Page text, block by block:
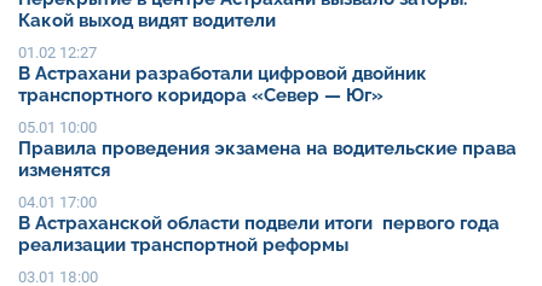
Какой выход видят водители
01.02 12:27
В Астрахани разработали цифровой двойник
транспортного коридора «Север — Юг»
05.01 10:00
Правила проведения экзамена на водительские права
изменятся
04.01 17:00
В Астраханской области подвели итоги первого года
реализации транспортной реформы
03.01 18:00